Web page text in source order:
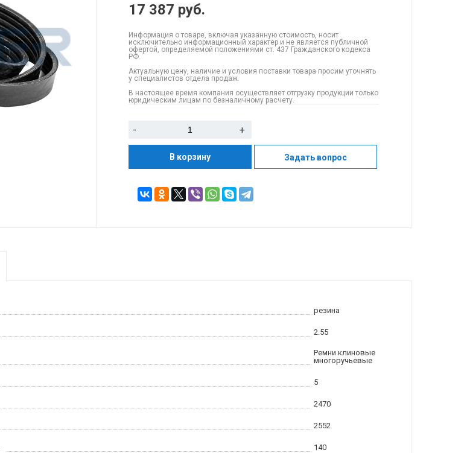
17 387 руб.
Информация о товаре, включая указанную стоимость, носит
исключительно информационный характер и не является публичной
офертой, определяемой положениями ст. 437 Гражданского кодекса
РФ.
Актуальную цену, наличие и условия поставки товара просим уточнять
у специалистов отдела продаж.
В настоящее время компания осуществляет отгрузку продукции только
юридическим лицам по безналичному расчету.
- +
В корзину Задать вопрос
резина
2.55
Ремни клиновые
многоручьевые
5
2470
2552
140